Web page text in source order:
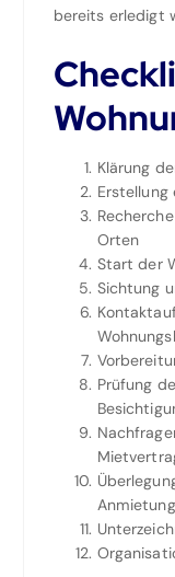
bereits erledigt
Klärung
Erstellung
Orten
Start der
Sichtung
Prüfung
Anmietung